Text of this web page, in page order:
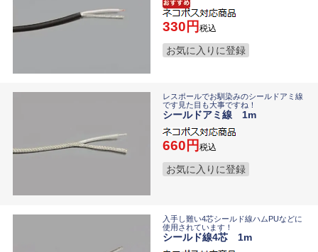
330 税込
お気に入りに登録
レスポールでお馴染みのシールドアミ線
です見た目も大事ですね！
シールドアミ線 1m
660 税込
お気に入りに登録
入手し難い4芯シールド線ハムPUなどに
使用されています！
シールド線4芯 1m